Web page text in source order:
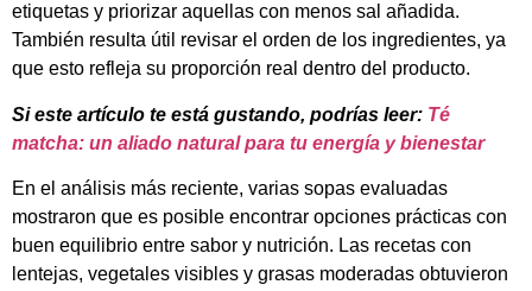
etiquetas y priorizar aquellas con menos sal añadida.
También resulta útil revisar el orden de los ingredientes, ya
que esto refleja su proporción real dentro del producto.
Si este artículo te está gustando, podrías leer: Té
matcha: un aliado natural para tu energía y bienestar
En el análisis más reciente, varias sopas evaluadas
mostraron que es posible encontrar opciones prácticas con
buen equilibrio entre sabor y nutrición. Las recetas con
lentejas, vegetales visibles y grasas moderadas obtuvieron